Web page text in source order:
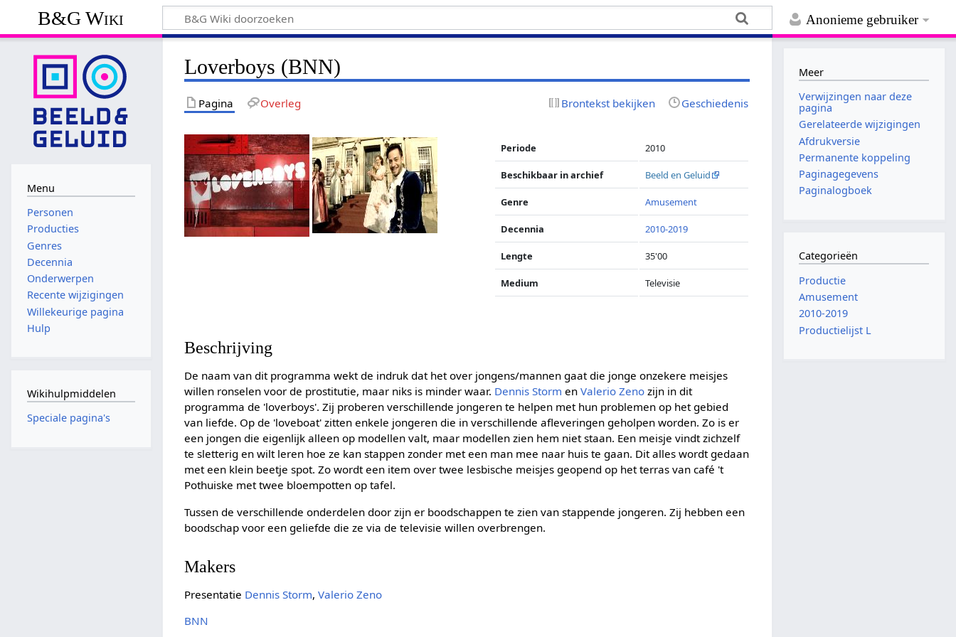
Anonieme gebruiker
B&G Wiki
Loverboys (BNN)
Pagina Overleg Brontekst bekijken Geschiedenis
Periode 2010
Beschikbaar in archief Beeld en Geluid
Genre Amusement
Decennia 2010-2019
Lengte 35'00
Medium Televisie
Beschrijving
De naam van dit programma wekt de indruk dat het over jongens/mannen gaat die jonge onzekere meisjes
willen ronselen voor de prostitutie, maar niks is minder waar. Dennis Storm enValerio Zeno zijn in dit
programma de 'loverboys'. Zij proberen verschillende jongeren te helpen met hun problemen op het gebied
van liefde. Op de 'loveboat' zitten enkele jongeren die in verschillende afleveringen geholpen worden. Zo is er
een jongen die eigenlijk alleen op modellen valt, maar modellen zien hem niet staan. Een meisje vindt zichzelf
te sletterig en wilt leren hoe ze kan stappen zonder met een man mee naar huis te gaan. Dit alles wordt gedaan
met een klein beetje spot. Zo wordt een item over twee lesbische meisjes geopend op het terras van café 't
Pothuiske met twee bloempotten op tafel.
Tussen de verschillende onderdelen door zijn er boodschappen te zien van stappende jongeren. Zij hebben een
boodschap voor een geliefde die ze via de televisie willen overbrengen.
Makers
Presentatie Dennis Storm,Valerio Zeno
BNN
Menu
Personen
Producties
Genres
Decennia
Onderwerpen
Recente wijzigingen
Willekeurige pagina
Hulp
Wikihulpmiddelen
Speciale pagina's
Meer
Verwijzingen naar deze
pagina
Gerelateerde wijzigingen
Afdrukversie
Permanente koppeling
Paginagegevens
Paginalogboek
Categorieën
Productie
Amusement
2010-2019
Productielijst L